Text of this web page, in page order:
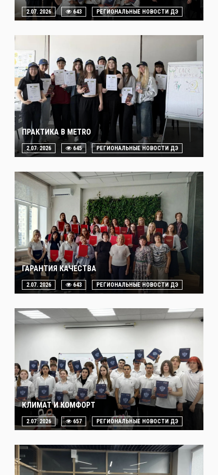
2.07. 2026 643 РЕГИОНАЛЬНЫЕ НОВОСТИ ДЭ
ПРАКТИКА В METRO
2.07. 2026 645 РЕГИОНАЛЬНЫЕ НОВОСТИ ДЭ
ГАРАНТИЯ КАЧЕСТВА
2.07. 2026 643 РЕГИОНАЛЬНЫЕ НОВОСТИ ДЭ
КЛИМАТ И КОМФОРТ
2.07. 2026 657 РЕГИОНАЛЬНЫЕ НОВОСТИ ДЭ